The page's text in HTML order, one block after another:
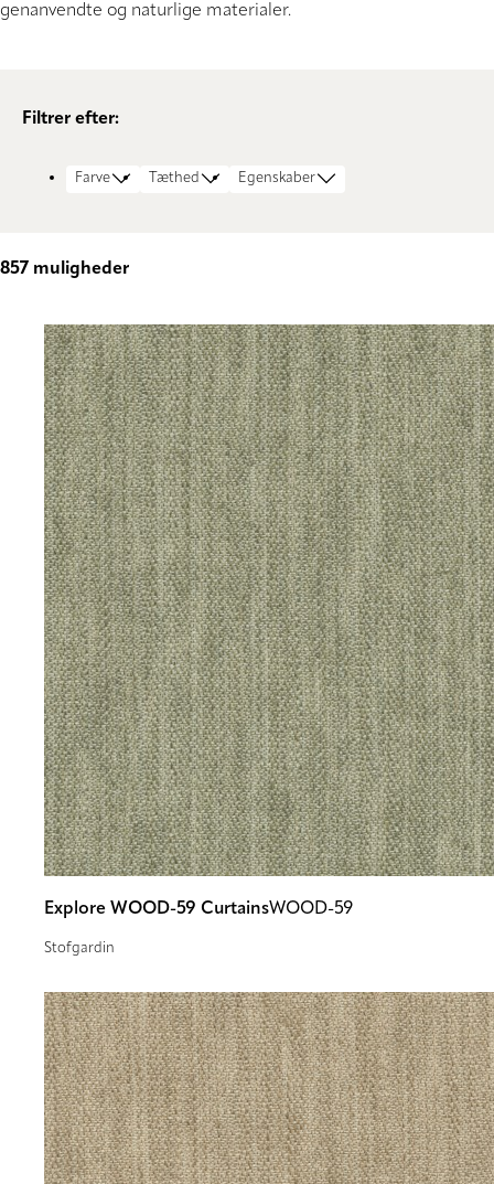
genanvendte og naturlige materialer.
Filtrer efter:
Farve Tæthed Egenskaber
857 muligheder
Explore WOOD-59 CurtainsWOOD-59
Stofgardin